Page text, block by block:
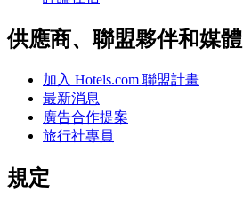
供應商、聯盟夥伴和媒體
加入 Hotels.com 聯盟計畫
最新消息
廣告合作提案
旅行社專員
規定